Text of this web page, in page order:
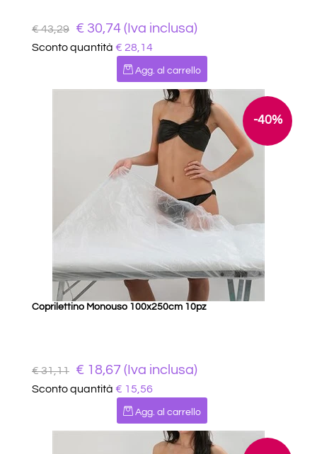
€ 43,29 € 30,74 (Iva inclusa)
Sconto quantità € 28,14
Quantità
Agg. al carrello
-40%
Coprilettino Monouso 100x250cm 10pz
€ 31,11 € 18,67 (Iva inclusa)
Sconto quantità € 15,56
Quantità
Agg. al carrello